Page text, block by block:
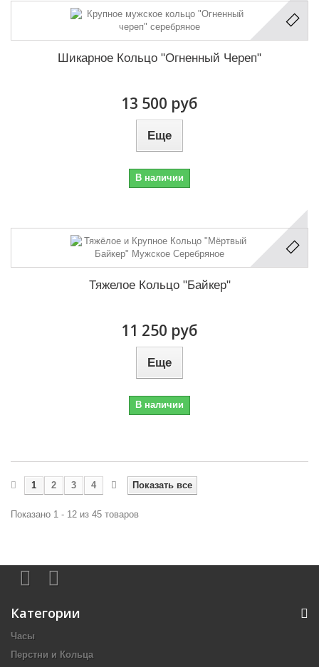
Шикарное Кольцо "Огненный Череп"
13 500 руб
Еще
В наличии
Тяжелое Кольцо "Байкер"
11 250 руб
Еще
В наличии
Показать все
1 2 3 4
Показано 1 - 12 из 45 товаров
Категории
Часы
Перстни и Кольца